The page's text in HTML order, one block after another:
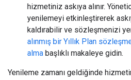
hizmetiniz askıya alınır.
yenilemeyi etkinleştirerek
kaldırabilir ve sözleşmenizi
alınmış bir Yıllık Plan
alma başlıklı makaleye gidin.
Yenileme zamanı geldiğinde